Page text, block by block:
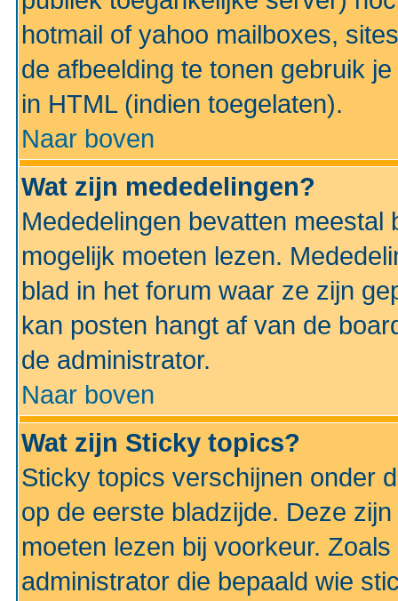
hotmail of yahoo mailboxes,
de afbeelding te tonen gebruik
in HTML (indien toegelaten).
Naar boven
Wat zijn mededelingen?
Mededelingen bevatten
mogelijk moeten lezen.
blad in het forum waar ze zijn
kan posten hangt af van de
de administrator.
Naar boven
Wat zijn Sticky topics?
Sticky topics verschijnen onder
op de eerste bladzijde. Deze
moeten lezen bij voorkeur.
administrator die bepaald wie